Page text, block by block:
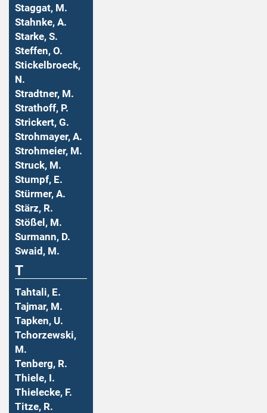
Staggat, M.
Stahnke, A.
Starke, S.
Steffen, O.
Stickelbroeck,
N.
Stradtner, M.
Strathoff, P.
Strickert, G.
Strohmayer, A.
Strohmeier, M.
Struck, M.
Stumpf, E.
Stürmer, A.
Stärz, R.
Stößel, M.
Surmann, D.
Swaid, M.
T
Tahtali, E.
Tajmar, M.
Tapken, U.
Tchorzewski,
M.
Tenberg, R.
Thiele, I.
Thielecke, F.
Titze, R.